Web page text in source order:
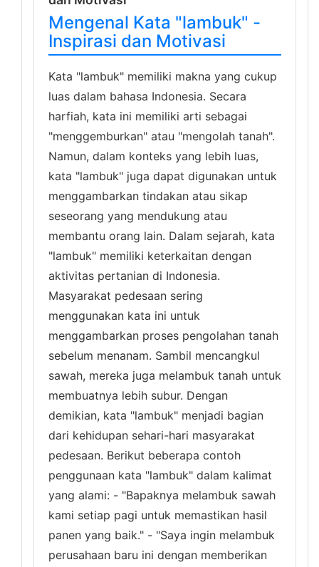
Mengenal Kata "lambuk" -
Inspirasi dan Motivasi
Kata "lambuk" memiliki makna yang cukup
luas dalam bahasa Indonesia. Secara
harfiah, kata ini memiliki arti sebagai
"menggemburkan" atau "mengolah tanah".
Namun, dalam konteks yang lebih luas,
kata "lambuk" juga dapat digunakan untuk
menggambarkan tindakan atau sikap
seseorang yang mendukung atau
membantu orang lain. Dalam sejarah, kata
"lambuk" memiliki keterkaitan dengan
aktivitas pertanian di Indonesia.
Masyarakat pedesaan sering
menggunakan kata ini untuk
menggambarkan proses pengolahan tanah
sebelum menanam. Sambil mencangkul
sawah, mereka juga melambuk tanah untuk
membuatnya lebih subur. Dengan
demikian, kata "lambuk" menjadi bagian
dari kehidupan sehari-hari masyarakat
pedesaan. Berikut beberapa contoh
penggunaan kata "lambuk" dalam kalimat
yang alami: - "Bapaknya melambuk sawah
kami setiap pagi untuk memastikan hasil
panen yang baik." - "Saya ingin melambuk
perusahaan baru ini dengan memberikan